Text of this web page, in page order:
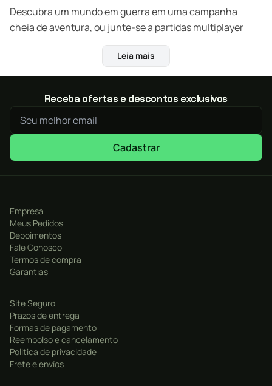
Descubra um mundo em guerra em uma campanha
cheia de aventura, ou junte-se a partidas multiplayer
épicas com até 64 jogadores e adapte suas táticas à
destruição e ao clima dinâmico ao seu redor.
ou controle veículos impressionantes em terra, céu e
mar, de tanques a bimotores e os enormes Veículos
Colossais, alguns dos veículos na história de Battlefield.
Leia mais
Receba ofertas e descontos exclusivos
Cadastrar
Empresa
Meus Pedidos
Depoimentos
Fale Conosco
Termos de compra
Garantias
Site Seguro
Prazos de entrega
Formas de pagamento
Reembolso e cancelamento
Politica de privacidade
Frete e envíos